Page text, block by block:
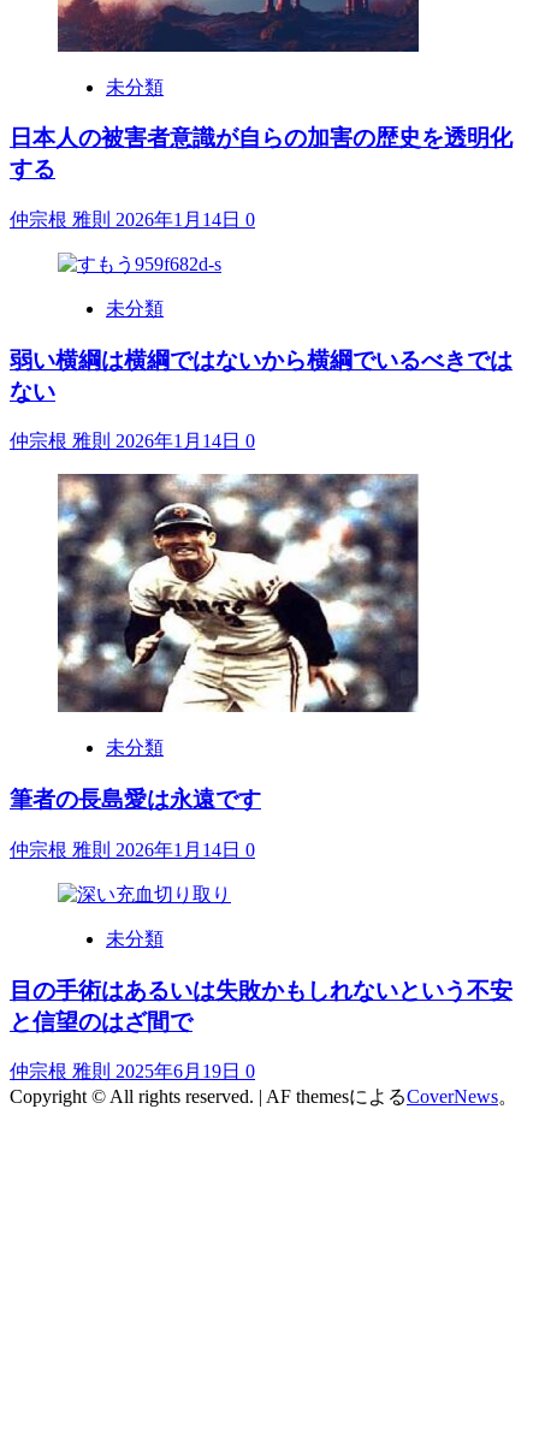
未分類
日本人の被害者意識が自らの加害の歴史を透明化
する
仲宗根 雅則 2026年1月14日 0
未分類
弱い横綱は横綱ではないから横綱でいるべきでは
ない
仲宗根 雅則 2026年1月14日 0
未分類
筆者の長島愛は永遠です
仲宗根 雅則 2026年1月14日 0
未分類
目の手術はあるいは失敗かもしれないという不安
と信望のはざ間で
仲宗根 雅則 2025年6月19日 0
Copyright © All rights reserved. | AF themesによるCoverNews。